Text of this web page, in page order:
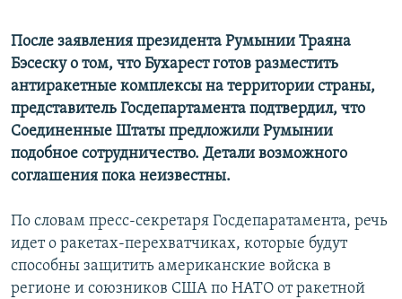
Все сайты РСЕ/РС
После заявления президента Румынии Траяна
Бэсеску о том, что Бухарест готов разместить
антиракетные комплексы на территории страны,
представитель Госдепартамента подтвердил, что
Соединенные Штаты предложили Румынии
подобное сотрудничество. Детали возможного
соглашения пока неизвестны.
По словам пресс-секретаря Госдепаратамента, речь
идет о ракетах-перехватчиках, которые будут
способны защитить американские войска в
регионе и союзников США по НАТО от ракетной